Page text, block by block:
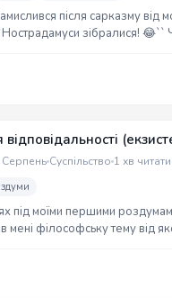
після сарказму від
зібралися! 😂``
Особисті роздуми про
Серпень Суспільство 1 хв читати
під моїми першими
мені філософську тему від
вам. А за тему
для майбутніх роздумів.